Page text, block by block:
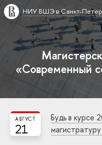
НИУ ВШЭ в Санкт-
«Современный
21
АВГУСТ
Будь в курсе